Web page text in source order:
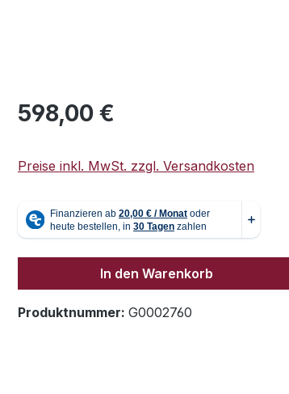
Regulärer Preis:
598,00 €
Preise inkl. MwSt. zzgl. Versandkosten
In den Warenkorb
Produktnummer: G0002760